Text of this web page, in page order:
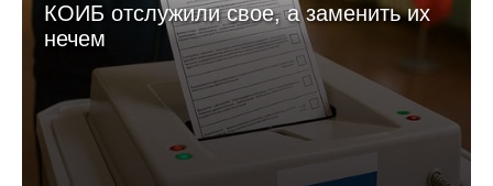
КОИБ отслужили свое, а заменить их
нечем